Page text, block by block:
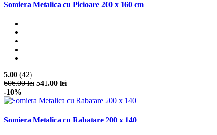
Somiera Metalica cu Picioare 200 x 160 cm
5.00 (42)
606.00 lei 541.00 lei
-10%
Somiera Metalica cu Rabatare 200 x 140